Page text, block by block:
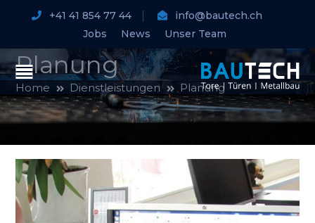
+41 41 854 77 44
info@bautech.ch
Jobs
News Unser Team
Planung
Home Dienstleistungen Planung